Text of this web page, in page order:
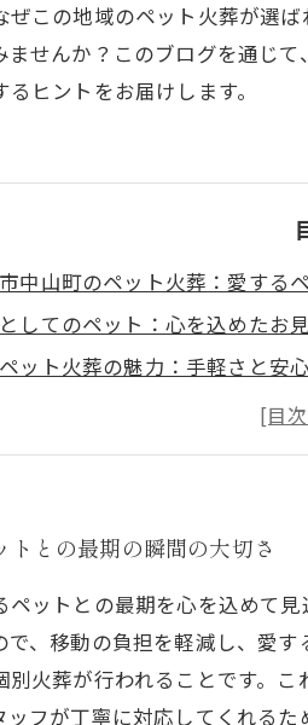
この地域のペット火葬が選
せんか？このブログを通じ
ヒントをお届けします。
中山町のペット火葬：愛する
してのペット：心を込めたお
ット火葬の魅力：手軽さと安
主たちは語る：伊予市中山町の
ペットへの最後の贈り物：出
のペットにふさわしいお見送
との最期の瞬間の大切さ
ットとの最期を心を込めて
、移動の負担を軽減し、愛
火葬が行われることです。
フが丁寧に対応してくれる